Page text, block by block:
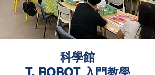
科學館
T. ROBOT 入門教學